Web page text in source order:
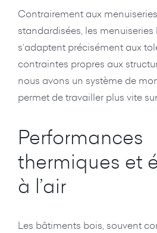
Contrairement aux
standardisées, les menuiseries
s’adaptent précisément aux
contraintes propres aux
nous avons un système de
permet de travailler plus vite
Performances
thermiques et
à l’air
Les bâtiments bois, souvent